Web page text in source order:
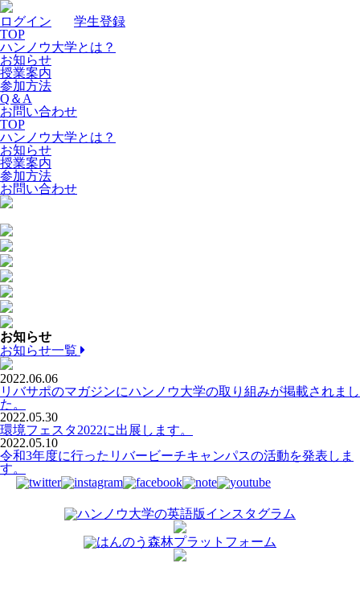
ログイン
学生登録
TOP
ハンノウ大学とは？
お知らせ
授業案内
参加方法
Q＆A
お問い合わせ
TOP
ハンノウ大学とは？
お知らせ
授業案内
参加方法
お問い合わせ
お知らせ
お知らせ一覧
2022.06.06
リバサポのマガジンにハンノウ大学の取り組みが掲載されまし
た。
2022.05.30
環境フェスタ2022に出展します。
2022.05.10
令和3年度に行ったリバービーチキャンパスの活動を発表しま
す。